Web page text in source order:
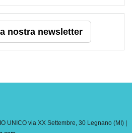
nostra newsletter
UNICO via XX Settembre, 30 Legnano (MI) |